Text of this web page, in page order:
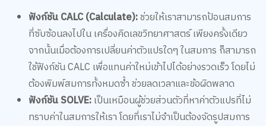
ที่ซับซ้อนลงไปใน เครื่องคิดเลขวิทยาศาสตร์ เพียงครั้งเดียว
จากนั้นเมื่อต้องการเปลี่ยนค่าตัวแปรใดๆ ในสมการ ก็สามารถ
ใช้ฟังก์ชัน CALC เพื่อแทนค่าใหม่เข้าไปได้อย่างรวดเร็ว โดยไม่
ต้องพิมพ์สมการทั้งหมดซ้ำ ช่วยลดเวลาและข้อผิดพลาด
ฟังก์ชัน SOLVE:เป็นเหมือนผู้ช่วยส่วนตัวที่หาค่าตัวแปรที่ไม่
ทราบค่าในสมการให้เรา โดยที่เราไม่จำเป็นต้องจัดรูปสมการ
ด้วยตัวเอง มีประโยชน์มากในวิชาที่ต้องมีการแก้สมการหาค่าที่